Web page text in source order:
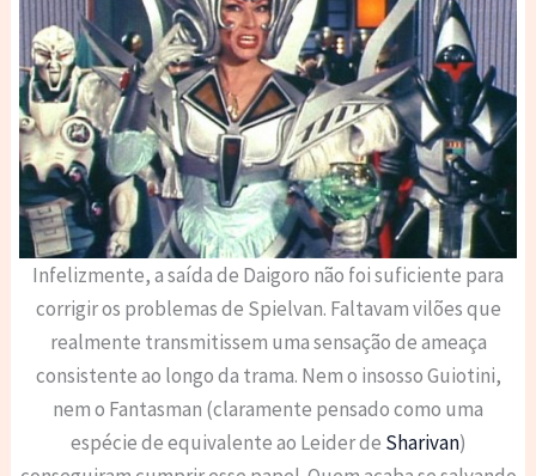
Infelizmente, a saída de Daigoro não foi suficiente para
corrigir os problemas de Spielvan. Faltavam vilões que
realmente transmitissem uma sensação de ameaça
consistente ao longo da trama. Nem o insosso Guiotini,
nem o Fantasman (claramente pensado como uma
espécie de equivalente ao Leider de Sharivan)